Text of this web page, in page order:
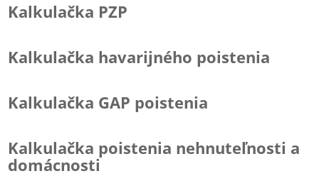
Kalkulačka PZP
Kalkulačka havarijného poistenia
Kalkulačka GAP poistenia
Kalkulačka poistenia nehnuteľnosti a
domácnosti